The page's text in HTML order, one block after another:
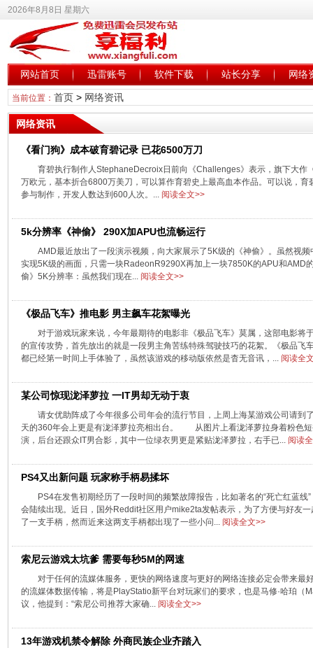
2026年8月8日 星期六
网站首页 迅雷账号 软件下载 站长分享 网络
当前位置： 首页> 网络资讯
网络资讯
《看门狗》成本破育碧记录 已花6500万刀
育碧执行制作人StephaneDecroix日前向《Challenges》表示，旗下大作
万欧元，基本折合6800万美刀，可以算作育碧史上最高血本作品。可以说，
参与制作，开发人数达到600人次。... 阅读全文>>
5k分辨率《神偷》 290X加APU也流畅运行
AMD最近放出了一段演示视频，向大家展示了5K级的《神偷》。虽然视
实现5K级的画面，只需一块RadeonR9290X再加上一块7850K的APU和AMD
偷》5K分辨率：虽然我们现在... 阅读全文>>
《极品飞车》推电影 男主飙车花絮曝光
对于游戏玩家来说，今年最期待的电影非《极品飞车》莫属，这部电影将
的宣传攻势，首先放出的就是一段男主角苦练特殊驾驶技巧的花絮。《极品飞
都已经第一时间上手体验了，虽然该游戏的移动版依然是杳无音讯，... 阅读全
某公司惊现泷泽萝拉 一IT男却无动于衷
请女优助阵成了今年很多公司年会的流行节目，上周上海某游戏公司请到
天的360年会上更是有泷泽萝拉亮相出台。 从图片上看泷泽萝拉身着粉色短
演，后台还跟众IT男合影，其中一位绿衣男更是紧贴泷泽萝拉，右手已... 阅读
PS4又出新问题 玩家称手柄易揉坏
PS4在发售初期经历了一段时间的频繁故障报告，比如著名的“死亡红蓝
会陆续出现。近日，国外Reddit社区用户mike2ta发帖表示，为了方便与好友
了一支手柄，然而近来这两支手柄都出现了一些小问... 阅读全文>>
索尼云游戏太坑爹 需要每秒5M的网速
对于任何的流媒体服务，更快的网络速度与更好的网络连接必定会带来最
的流媒体数据传输，将是PlayStatio新平台对玩家们的要求，也是马修·哈珀（
议，他提到：“索尼公司推荐大家确... 阅读全文>>
13年游戏机禁令解除 外商民族企业齐踏入